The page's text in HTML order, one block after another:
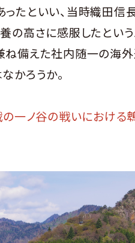
ったといい、当時織田
の高さに感服したとい
備えた社内随一の海
かろうか。
一ノ谷の戦いにおける